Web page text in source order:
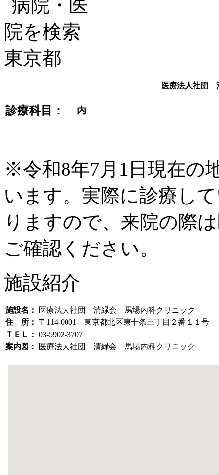
医療法人社団
診療科目： 内
※令和8年7月1日現在の
います。実際に診療し
りますので、来院の際
ご確認ください。
施設紹介
施設名：
医療法人社団 清緑会 馬場内科クリニック
住 所：
〒114-0001 東京都北区東十条三丁目２番１１号
ＴＥＬ： 03-5902-3707
案内図：
医療法人社団 清緑会 馬場内科クリニック